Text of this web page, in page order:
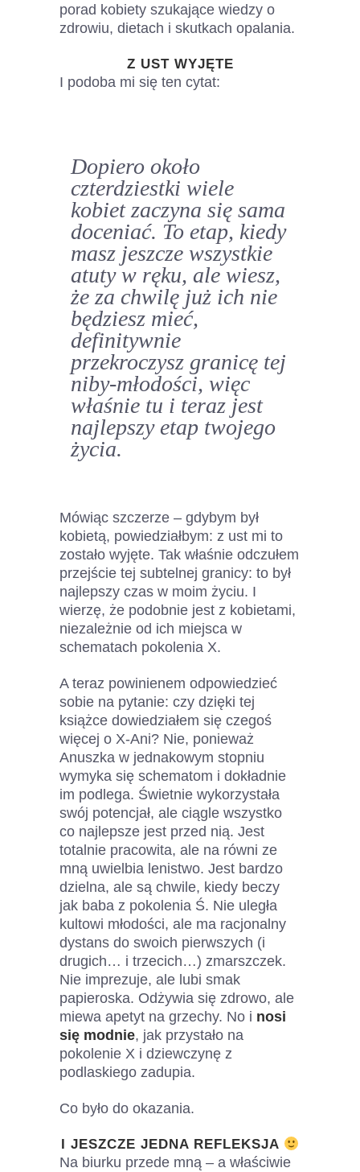
porad kobiety szukające wiedzy o
zdrowiu, dietach i skutkach opalania.
Z UST WYJĘTE
I podoba mi się ten cytat:
Dopiero około
czterdziestki wiele
kobiet zaczyna się sama
doceniać. To etap, kiedy
masz jeszcze wszystkie
atuty w ręku, ale wiesz,
że za chwilę już ich nie
będziesz mieć,
definitywnie
przekroczysz granicę tej
niby-młodości, więc
właśnie tu i teraz jest
najlepszy etap twojego
życia.
Mówiąc szczerze – gdybym był
kobietą, powiedziałbym: z ust mi to
zostało wyjęte. Tak właśnie odczułem
przejście tej subtelnej granicy: to był
najlepszy czas w moim życiu. I
wierzę, że podobnie jest z kobietami,
niezależnie od ich miejsca w
schematach pokolenia X.
A teraz powinienem odpowiedzieć
sobie na pytanie: czy dzięki tej
książce dowiedziałem się czegoś
więcej o X-Ani? Nie, ponieważ
Anuszka w jednakowym stopniu
wymyka się schematom i dokładnie
im podlega. Świetnie wykorzystała
swój potencjał, ale ciągle wszystko
co najlepsze jest przed nią. Jest
totalnie pracowita, ale na równi ze
mną uwielbia lenistwo. Jest bardzo
dzielna, ale są chwile, kiedy beczy
jak baba z pokolenia Ś. Nie uległa
kultowi młodości, ale ma racjonalny
dystans do swoich pierwszych (i
drugich… i trzecich…) zmarszczek.
Nie imprezuje, ale lubi smak
papieroska. Odżywia się zdrowo, ale
miewa apetyt na grzechy. No i nosi
się modnie, jak przystało na
pokolenie X i dziewczynę z
podlaskiego zadupia.
Co było do okazania.
I JESZCZE JEDNA REFLEKSJA
Na biurku przede mną – a właściwie